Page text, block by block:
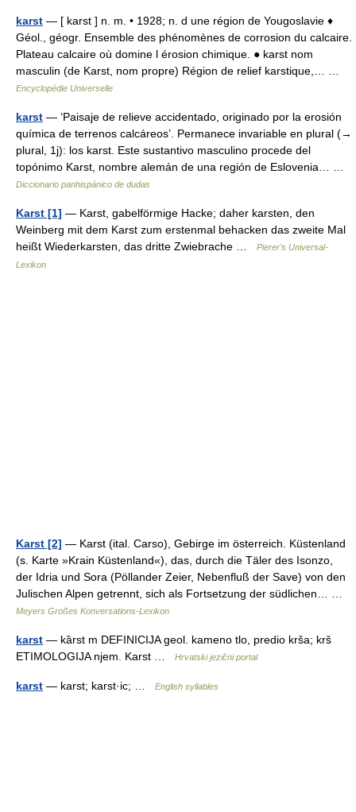
karst — [ karst ] n. m. • 1928; n. d une région de Yougoslavie ♦
Géol., géogr. Ensemble des phénomènes de corrosion du calcaire.
Plateau calcaire où domine l érosion chimique. ● karst nom
masculin (de Karst, nom propre) Région de relief karstique,… …
Encyclopédie Universelle
karst — ‘Paisaje de relieve accidentado, originado por la erosión
química de terrenos calcáreos’. Permanece invariable en plural (→
plural, 1j): los karst. Este sustantivo masculino procede del
topónimo Karst, nombre alemán de una región de Eslovenia… …
Diccionario panhispánico de dudas
Karst [1] — Karst, gabelförmige Hacke; daher karsten, den
Weinberg mit dem Karst zum erstenmal behacken das zweite Mal
heißt Wiederkarsten, das dritte Zwiebrache …
Pierer's Universal-
Lexikon
Karst [2] — Karst (ital. Carso), Gebirge im österreich. Küstenland
(s. Karte »Krain Küstenland«), das, durch die Täler des Isonzo,
der Idria und Sora (Pöllander Zeier, Nebenfluß der Save) von den
Julischen Alpen getrennt, sich als Fortsetzung der südlichen… …
Meyers Großes Konversations-Lexikon
karst — kȁrst m DEFINICIJA geol. kameno tlo, predio krša; krš
ETIMOLOGIJA njem. Karst …
Hrvatski jezični portal
karst — karst; karst·ic; … English syllables